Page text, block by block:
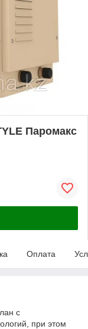
Паромакс
Оплата
с
при этом